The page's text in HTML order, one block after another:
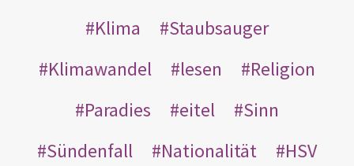
Klima
Staubsauger
Klimawandel
lesen
Religion
Paradies
eitel
Sinn
Sündenfall
Nationalität
HSV